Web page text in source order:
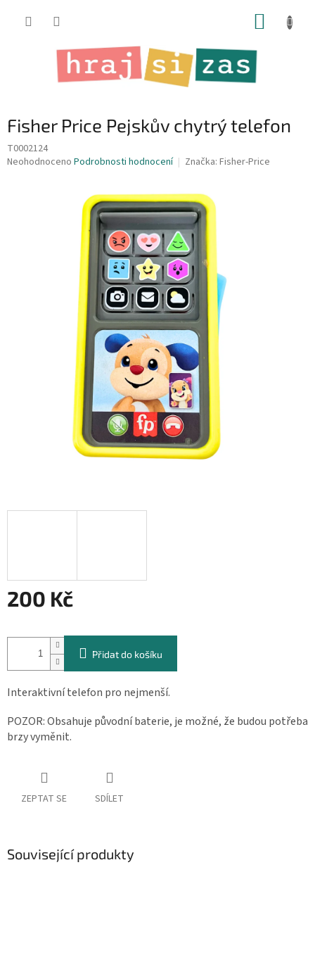
Fisher Price Pejskův chytrý telefon
T0002124
Průměrné
Neohodnoceno Podrobnosti hodnocení Značka: Fisher-Price
200 Kč
cena:
Přidat do košíku
Interaktivní telefon pro nejmenší.
POZOR: Obsahuje původní baterie, je možné, že budou potřeba
brzy vyměnit.
ZEPTAT SE SDÍLET
Související produkty